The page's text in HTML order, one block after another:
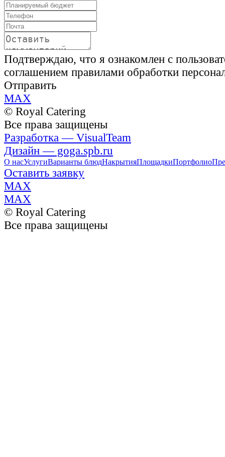
Подтверждаю, что я ознакомлен с
соглашением правилами обработки
Отправить
MAX
© Royal Catering
Все права защищены
Разработка — VisualTeam
Дизайн — goga.spb.ru
О насУслугиВарианты блюдНакрытияПлощадкиПортфолио
Оставить заявку
MAX
MAX
© Royal Catering
Все права защищены